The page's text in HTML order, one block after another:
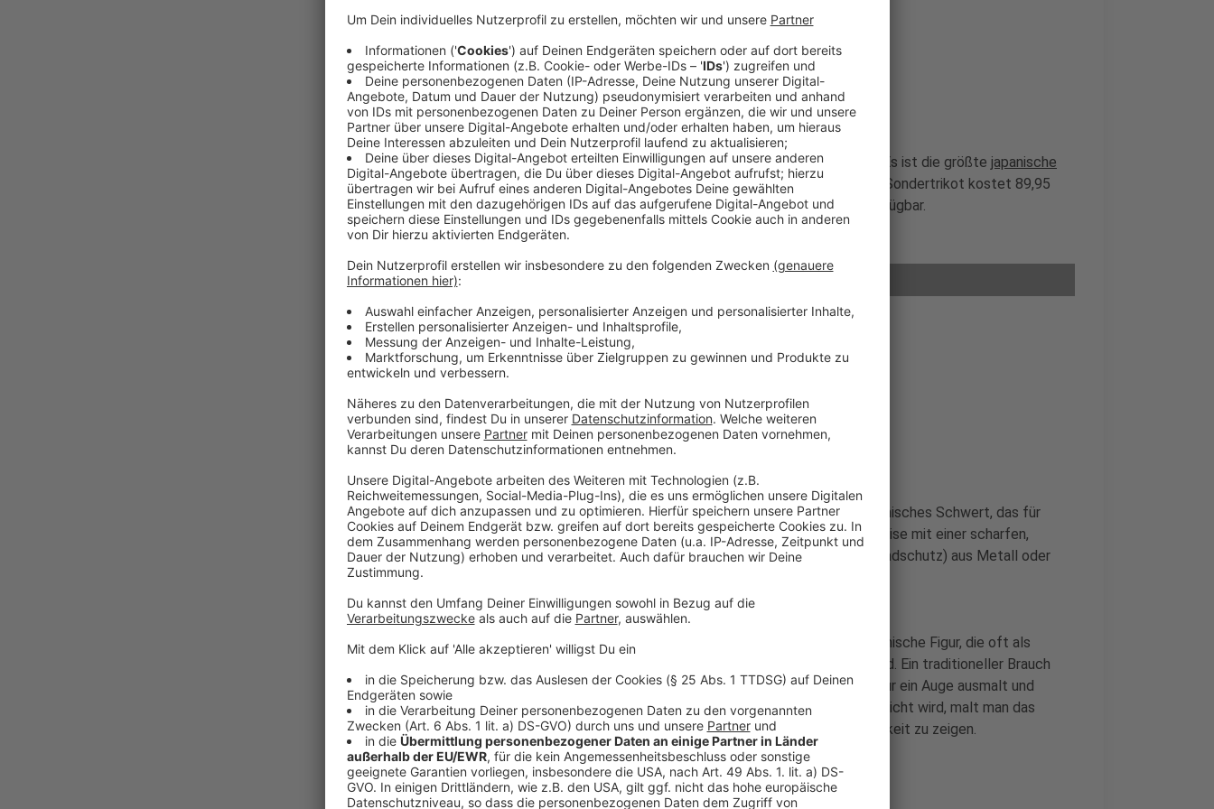
Japanische Community in Düsseldorf
Anzeige
15.000 Japanerinnen und Japaner leben aktuell in unserer Stadt. Es ist die größte japanische
CommunityDeutschlands und die drittgrößte Europas. Das neue Sondertrikot kostet 89,95
Euro und ist ab sofort im Onlineshop und im Fortuna-Fanshop verfügbar.
Anzeige
Anzeige
Weitere Infos und Links zum Thema:
Anzeige
• „Katana“ (schwarz-rot): Ein Katana ist ein traditionelles japanisches Schwert, das für
seine lange, gebogene Klinge bekannt ist. Es wird typischerweise mit einer scharfen,
einseitigen Schneide und einem charakteristischen Tsuba (Handschutz) aus Metall oder
• „Daruma“ (blau-weiß): Eine Daruma ist eine traditionelle japanische Figur, die oft als
Symbol für Ausdauer, Zielstrebigkeit und Glück verwendet wird. Ein traditioneller Brauch
rund um die Daruma ist, dass man beim Kauf einer Daruma-Figur ein Auge ausmalt und
sich ein Ziel oder einen Wunsch vornimmt. Sobald das Ziel erreicht wird, malt man das
zweite Auge aus, um den Erfolg zu symbolisieren und Dankbarkeit zu zeigen.
Anzeige